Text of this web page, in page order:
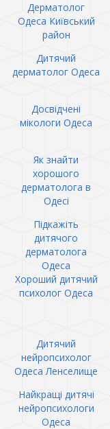
Дерматолог
Одеса Київський
район
Дитячий
дерматолог Одеса
Досвідчені
мікологи Одеса
Як знайти
хорошого
дерматолога в
Одесі
Підкажіть
дитячого
дерматолога
Одеса
Хороший дитячий
психолог Одеса
Дитячий
нейропсихолог
Одеса Ленселище
Найкращі дитячі
нейропсихологи
Одеса